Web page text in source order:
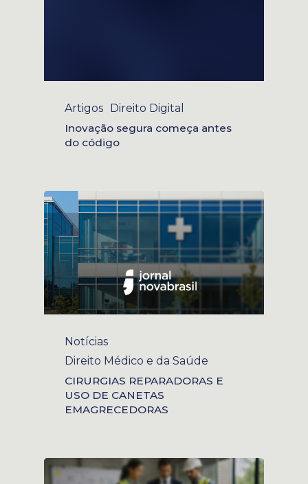
Artigos
Direito Digital
Inovação segura começa antes
do código
Notícias
Direito Médico e da Saúde
CIRURGIAS REPARADORAS E
USO DE CANETAS
EMAGRECEDORAS